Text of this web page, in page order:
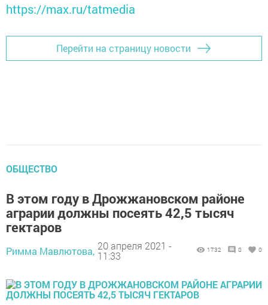
https://max.ru/tatmedia
Перейти на страницу новости
ОБЩЕСТВО
В этом году в Дрожжановском районе
аграрии должны посеять 42,5 тысяч
гектаров
Римма Мавлютова, 20 апреля 2021 -
11:33
1732 0 0